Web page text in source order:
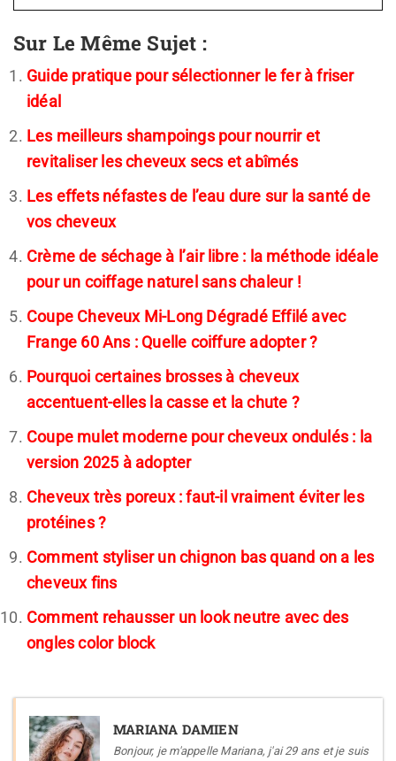
Sur Le Même Sujet :
Guide pratique pour sélectionner le fer à friser
idéal
Les meilleurs shampoings pour nourrir et
revitaliser les cheveux secs et abîmés
Les effets néfastes de l’eau dure sur la santé de
vos cheveux
Crème de séchage à l’air libre : la méthode idéale
pour un coiffage naturel sans chaleur !
Coupe Cheveux Mi-Long Dégradé Effilé avec
Frange 60 Ans : Quelle coiffure adopter ?
Pourquoi certaines brosses à cheveux
accentuent-elles la casse et la chute ?
Coupe mulet moderne pour cheveux ondulés : la
version 2025 à adopter
Cheveux très poreux : faut-il vraiment éviter les
protéines ?
Comment styliser un chignon bas quand on a les
cheveux fins
Comment rehausser un look neutre avec des
ongles color block
MARIANA DAMIEN
Bonjour, je m'appelle Mariana, j'ai 29 ans et je suis